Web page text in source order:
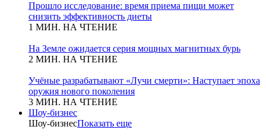
Прошло исследование: время приема пищи может
снизить эффективность диеты
1 МИН. НА ЧТЕНИЕ
На Земле ожидается серия мощных магнитных бурь
2 МИН. НА ЧТЕНИЕ
Учёные разрабатывают «Лучи смерти»: Наступает эпоха
оружия нового поколения
3 МИН. НА ЧТЕНИЕ
Шоу-бизнес
Шоу-бизнесПоказать еще